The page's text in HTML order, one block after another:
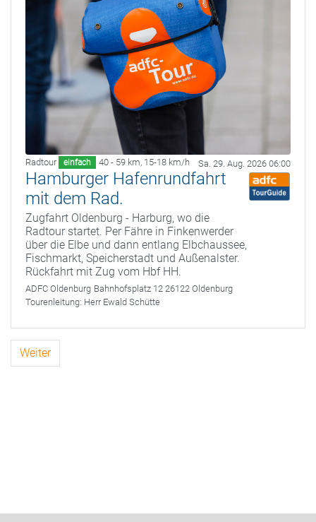
Radtour einfach 40 - 59 km, 15-18 km/h Sa. 29. Aug. 2026 06:00
Hamburger Hafenrundfahrt
mit dem Rad.
Zugfahrt Oldenburg - Harburg, wo die
Radtour startet. Per Fähre in Finkenwerder
über die Elbe und dann entlang Elbchaussee,
Fischmarkt, Speicherstadt und Außenalster.
Rückfahrt mit Zug vom Hbf HH.
ADFC Oldenburg Bahnhofsplatz 12 26122 Oldenburg
Tourenleitung: Herr Ewald Schütte
Weiter